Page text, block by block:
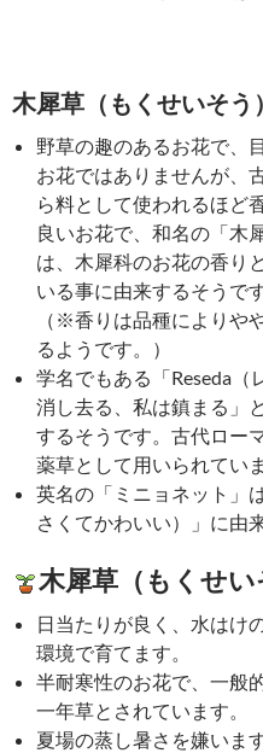
木犀草（もくせいそう
野草の趣のあるお花で、
お花ではありませんが、
ら料として使われるほど
良いお花で、和名の「木
は、木犀科のお花の香り
いる事に由来するそうです
（※香りは品種によりや
るようです。）
学名でもある「Reseda（
消し去る、私は鎮まる」
するそうです。古代ロー
薬草として用いられてい
英名の「ミニョネット」
さくてかわいい）」に由
木犀草（もくせ
日当たりが良く、水はけ
環境で育てます。
半耐寒性のお花で、一般
一年草とされています。
夏場の蒸し暑さを嫌いま